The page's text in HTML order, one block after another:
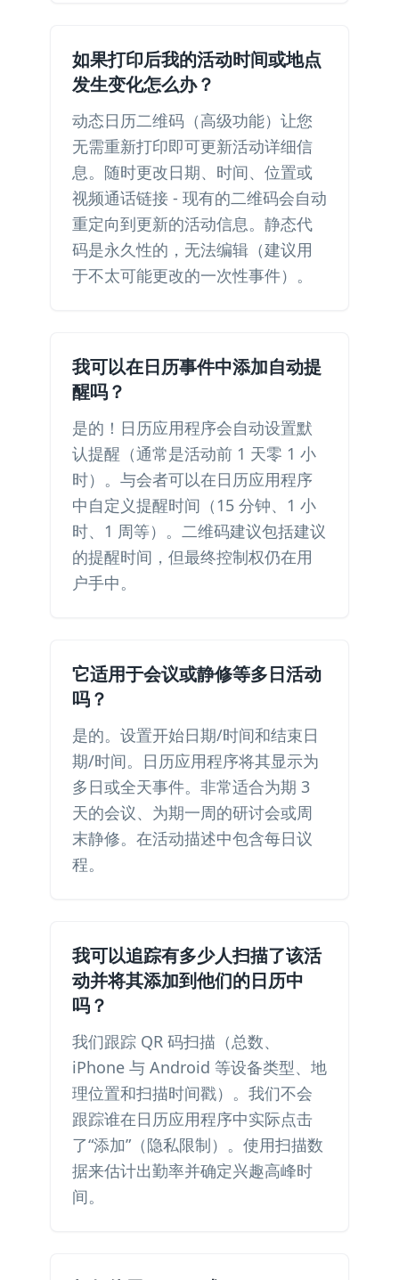
如果打印后我的活动时间或地点
发生变化怎么办？
动态日历二维码（高级功能）让您
无需重新打印即可更新活动详细信
息。随时更改日期、时间、位置或
视频通话链接 - 现有的二维码会自动
重定向到更新的活动信息。静态代
码是永久性的，无法编辑（建议用
于不太可能更改的一次性事件）。
我可以在日历事件中添加自动提
醒吗？
是的！日历应用程序会自动设置默
认提醒（通常是活动前 1 天零 1 小
时）。与会者可以在日历应用程序
中自定义提醒时间（15 分钟、1 小
时、1 周等）。二维码建议包括建议
的提醒时间，但最终控制权仍在用
户手中。
它适用于会议或静修等多日活动
吗？
是的。设置开始日期/时间和结束日
期/时间。日历应用程序将其显示为
多日或全天事件。非常适合为期 3
天的会议、为期一周的研讨会或周
末静修。在活动描述中包含每日议
程。
我可以追踪有多少人扫描了该活
动并将其添加到他们的日历中
吗？
我们跟踪 QR 码扫描（总数、
iPhone 与 Android 等设备类型、地
理位置和扫描时间戳）。我们不会
跟踪谁在日历应用程序中实际点击
了“添加”（隐私限制）。使用扫描数
据来估计出勤率并确定兴趣高峰时
间。